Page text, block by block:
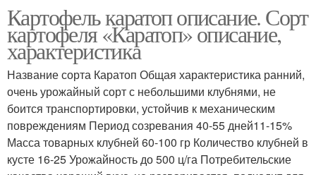
Картофель каратоп описание. Сорт
картофеля «Каратоп» описание,
характеристика
Название сорта Каратоп Общая характеристика ранний,
очень урожайный сорт с небольшими клубнями, не
боится транспортировки, устойчив к механическим
повреждениям Период созревания 40-55 дней11-15%
Масса товарных клубней 60-100 гр Количество клубней в
кусте 16-25 Урожайность до 500 ц/га Потребительские